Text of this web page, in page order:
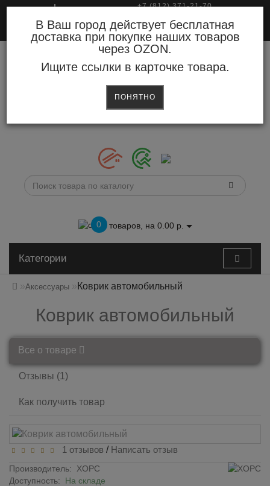
В Ваш город действует бесплатная
доставка при покупке наших товаров
через OZON.
Ищите ссылки в карточке товара.
ПОНЯТНО
+7 (812) 371-21-70
0 товаров, на 0.00 р.
Категории
Аксессуары Коврик автомобильный
Коврик автомобильный
Все о товаре
Отзывы (1)
Как получить товар
1 отзывов / Написать отзыв
Производитель:
ХОРС
Доступность: На складе